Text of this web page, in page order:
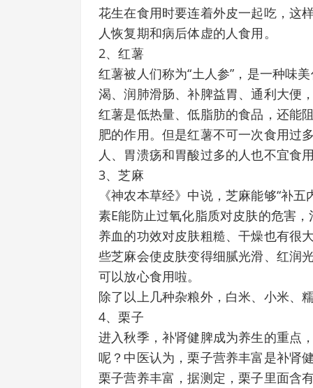
花生在食用时要连着外皮一起吃，这
人恢复期和病后体虚的人食用。
2、红薯
红薯被人们称为“土人参”，是一种味
渴、润肺滑肠、补脾益胃、通利大便
红薯是低热量、低脂肪的食品，还能
肥的作用。但是红薯不可一次食用过
人、胃溃疡和胃酸过多的人也不宜食
3、芝麻
《神农本草经》中说，芝麻能够“补
素E能防止过氧化脂质对皮肤的危害
养血的功效对皮肤粗糙、干燥也有很
些芝麻会使皮肤变得细腻光滑、红润
可以放心食用啦。
除了以上几种杂粮外，白米、小米、
4、栗子
进入秋季，补肾健脾成为养生的重点
呢？中医认为，栗子营养丰富是补肾
栗子营养丰富，据测定，栗子里面含